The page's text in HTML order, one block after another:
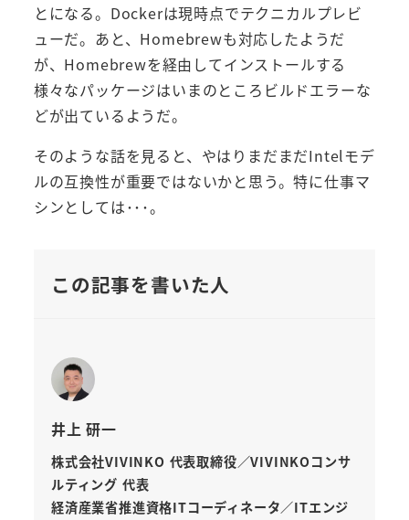
とになる。Dockerは現時点でテクニカルプレビ
ューだ。あと、Homebrewも対応したようだ
が、Homebrewを経由してインストールする
様々なパッケージはいまのところビルドエラーな
どが出ているようだ。
そのような話を見ると、やはりまだまだIntelモデ
ルの互換性が重要ではないかと思う。特に仕事マ
シンとしては･･･。
この記事を書いた人
井上 研一
株式会社VIVINKO 代表取締役／VIVINKOコンサ
ルティング 代表
経済産業省推進資格ITコーディネータ／ITエンジ